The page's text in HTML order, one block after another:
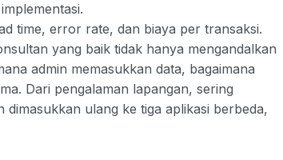
time, error rate, dan biaya per transaksi.
yang baik tidak hanya mengandalkan
admin memasukkan data, bagaimana
Dari pengalaman lapangan, sering
ulang ke tiga aplikasi berbeda,